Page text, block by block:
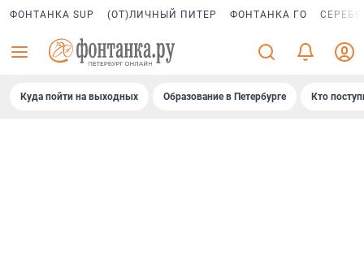
ФОНТАНКА SUP (ОТ)ЛИЧНЫЙ ПИТЕР ФОНТАНКА ГО
Куда пойти на выходных Образование в Петербурге Кто